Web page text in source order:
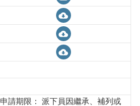
申請期限： 派下員因繼承、補列或